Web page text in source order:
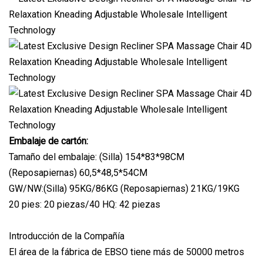
Embalaje de cartón:
Tamaño del embalaje: (Silla) 154*83*98CM
(Reposapiernas) 60,5*48,5*54CM
GW/NW:(Silla) 95KG/86KG (Reposapiernas) 21KG/19KG
20 pies: 20 piezas/40 HQ: 42 piezas
Introducción de la Compañía
El área de la fábrica de EBSO tiene más de 50000 metros